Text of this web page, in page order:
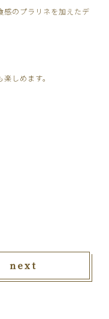
感のプラリネを加えたデ
しめます。
next